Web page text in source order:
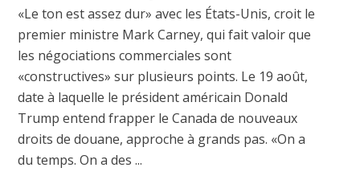
«Le ton est assez dur» avec les États-Unis, croit le
premier ministre Mark Carney, qui fait valoir que
les négociations commerciales sont
«constructives» sur plusieurs points. Le 19 août,
date à laquelle le président américain Donald
Trump entend frapper le Canada de nouveaux
droits de douane, approche à grands pas. «On a
du temps. On a des ...